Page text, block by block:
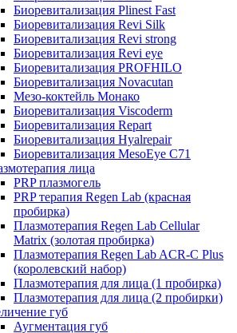
Биоревитализация Plinest Fast
Биоревитализация Revi Silk
Биоревитализация Revi strong
Биоревитализация Revi eye
Биоревитализация PROFHILO
Биоревитализация Novacutan
Мезо-коктейль Монако
Биоревитализация Viscoderm
Биоревитализация Repart
Биоревитализация Hyalrepair
Биоревитализация MesoEye C71
лица
PRP плазмогель
PRP терапия Regen Lab (красная
пробирка)
Плазмотерапия Regen Lab Cellular
Matrix (золотая пробирка)
Плазмотерапия Regen Lab ACR-C Plus
(королевский набор)
Плазмотерапия для лица (1 пробирка)
Плазмотерапия для лица (2 пробирки)
губ
Аугментация губ